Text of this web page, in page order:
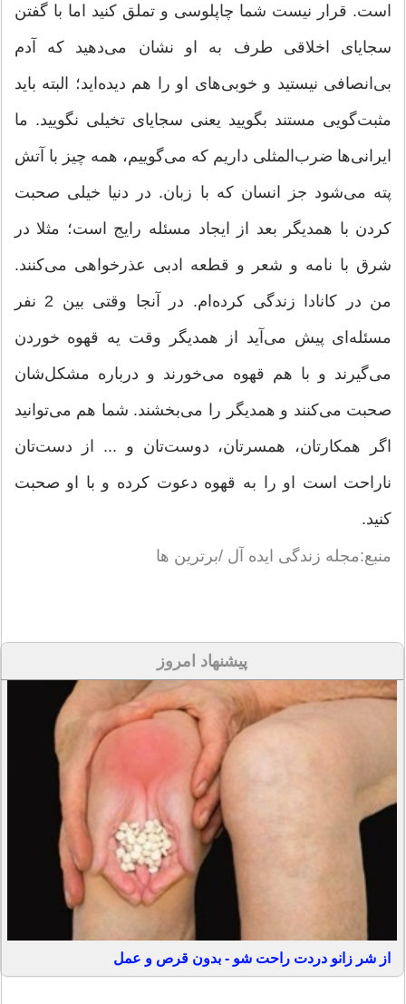
است. قرار نیست شما چاپلوسی و تملق کنید اما با گفتن
سجایای اخلاقی طرف به او نشان می‌دهید که آدم
بی‌انصافی نیستید و خوبی‌های او را هم دیده‌اید؛ البته باید
مثبت‌گویی مستند بگویید یعنی سجایای تخیلی نگویید. ما
ایرانی‌ها ضرب‌المثلی داریم که می‌گوییم، همه چیز با آتش
پته می‌شود جز انسان که با زبان. در دنیا خیلی صحبت
کردن با همدیگر بعد از ایجاد مسئله رایج است؛ مثلا در
شرق با نامه و شعر و قطعه ادبی عذرخواهی می‌کنند.
من در کانادا زندگی کرده‌ام. در آنجا وقتی بین 2 نفر
مسئله‌ای پیش می‌آید از همدیگر وقت یه قهوه خوردن
می‌گیرند و با هم قهوه می‌خورند و درباره مشکل‌شان
صحبت می‌کنند و همدیگر را می‌بخشند. شما هم می‌توانید
اگر همکارتان، همسرتان، دوست‌تان و ... از دست‌تان
ناراحت است او را به قهوه دعوت‌ کرده و با او صحبت
کنید.
منبع:مجله زندگی ایده آل /برترین ها
پیشنهاد امروز
از شر زانو دردت راحت شو - بدون قرص و عمل